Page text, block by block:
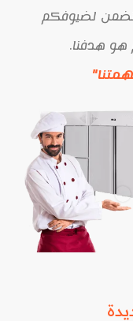
تضمن لضيوفكم
هو هدفنا.